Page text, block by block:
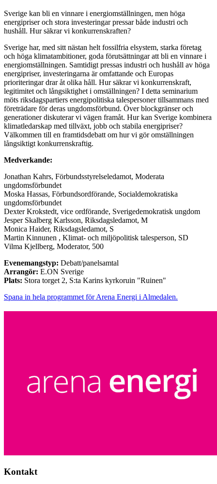
Sverige kan bli en vinnare i energiomställningen, men höga
energipriser och stora investeringar pressar både industri och
hushåll. Hur säkrar vi konkurrenskraften?
Sverige har, med sitt nästan helt fossilfria elsystem, starka företag
och höga klimatambitioner, goda förutsättningar att bli en vinnare i
energiomställningen. Samtidigt pressas industri och hushåll av höga
energipriser, investeringarna är omfattande och Europas
prioriteringar drar åt olika håll. Hur säkrar vi konkurrenskraft,
legitimitet och långsiktighet i omställningen? I detta seminarium
möts riksdagspartiers energipolitiska talespersoner tillsammans med
företrädare för deras ungdomsförbund. Över blockgränser och
generationer diskuterar vi vägen framåt. Hur kan Sverige kombinera
klimatledarskap med tillväxt, jobb och stabila energipriser?
Välkommen till en framtidsdebatt om hur vi gör omställningen
långsiktigt konkurrenskraftig.
Medverkande:
Jonathan Kahrs, Förbundsstyrelseledamot, Moderata
ungdomsförbundet
Moska Hassas, Förbundsordförande, Socialdemokratiska
ungdomsförbundet
DexterKrokstedt, vice ordförande, Sverigedemokratisk ungdom
Jesper Skalberg Karlsson, Riksdagsledamot, M
Monica Haider, Riksdagsledamot, S
Martin Kinnunen , Klimat- och miljöpolitisk talesperson, SD
Vilma Kjellberg, Moderator, 500
Evenemangstyp: Debatt/panelsamtal
Arrangör: E.ON Sverige
Plats: Stora torget 2, S:ta Karins kyrkoruin "Ruinen"
Spana in hela programmet för Arena Energi i Almedalen.
Kontakt